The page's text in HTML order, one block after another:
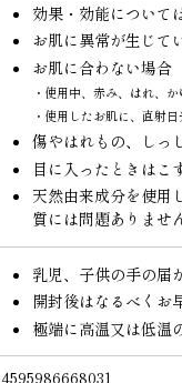
効果・効能について
お肌に異常が生じて
お肌に合わない場合
・使用中、赤み、はれ、
・使用したお肌に、直射
傷やはれもの、しっ
目に入ったときはこ
天然由来成分を使用
質には問題ありませ
乳児、子供の手の届
開封後はなるべくお
極端に高温又は低温
4595986668031